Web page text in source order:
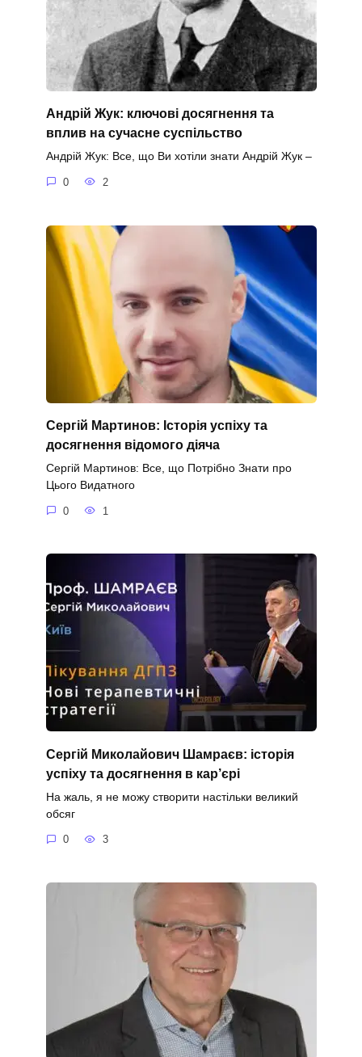
Андрій Жук: ключові досягнення та
вплив на сучасне суспільство
Андрій Жук: Все, що Ви хотіли знати Андрій Жук –
0 2
Сергій Мартинов: Історія успіху та
досягнення відомого діяча
Сергій Мартинов: Все, що Потрібно Знати про
Цього Видатного
0 1
Сергій Миколайович Шамраєв: історія
успіху та досягнення в кар’єрі
На жаль, я не можу створити настільки великий
обсяг
0 3